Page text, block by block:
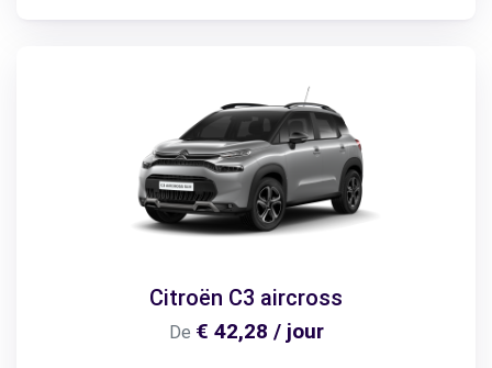
Citroën C3 aircross
De € 42,28 / jour